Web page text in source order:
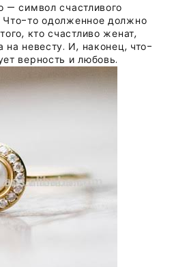
— символ счастливого
то одолженное должно
кто счастливо женат,
на невесту. И, наконец, что-
верность и любовь.